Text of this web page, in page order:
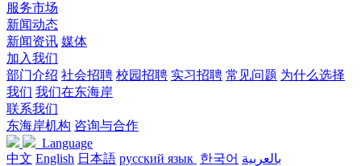
服务市场
新闻动态
新闻资讯 媒体
加入我们
部门介绍 社会招聘 校园招聘 实习招聘 常见问题 为什么选择
我们 我们在东海岸
联系我们
东海岸机构 咨询与合作
Language
中文 English 日本語 русский язык 한국어 بالعربية